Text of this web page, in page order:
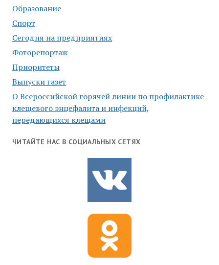
Образование
Спорт
Сегодня на предприятиях
Фоторепортаж
Приоритеты
Выпуски газет
О Всероссийской горячей линии по профилактике
клещевого энцефалита и инфекций,
передающихся клещами
ЧИТАЙТЕ НАС В СОЦИАЛЬНЫХ СЕТЯХ